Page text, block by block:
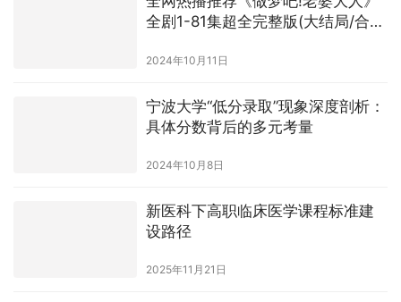
全剧1-81集超全完整版(大结局/合
2024年10月11日
宁波大学“低分录取”现象深度剖析：
具体分数背后的多元考量
2024年10月8日
新医科下高职临床医学课程标准建
设路径
2025年11月21日